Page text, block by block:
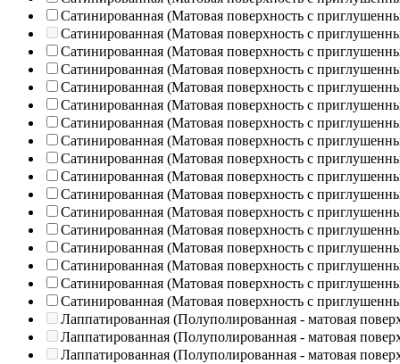
Сатинированная (Матовая поверхность с
Сатинированная (Матовая поверхность с
Сатинированная (Матовая поверхность с
Сатинированная (Матовая поверхность с
Сатинированная (Матовая поверхность с
Сатинированная (Матовая поверхность с
Сатинированная (Матовая поверхность с
Сатинированная (Матовая поверхность с
Сатинированная (Матовая поверхность с
Сатинированная (Матовая поверхность с
Сатинированная (Матовая поверхность с
Сатинированная (Матовая поверхность с
Сатинированная (Матовая поверхность с
Сатинированная (Матовая поверхность с
Сатинированная (Матовая поверхность с
Сатинированная (Матовая поверхность с
Сатинированная (Матовая поверхность с
Лаппатированная (Полуполированная - матовая
Лаппатированная (Полуполированная - матовая
Лаппатированная (Полуполированная - матовая